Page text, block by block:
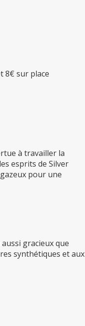
8€ sur place
à travailler la
esprits de Silver
pour une
gracieux que
synthétiques et aux